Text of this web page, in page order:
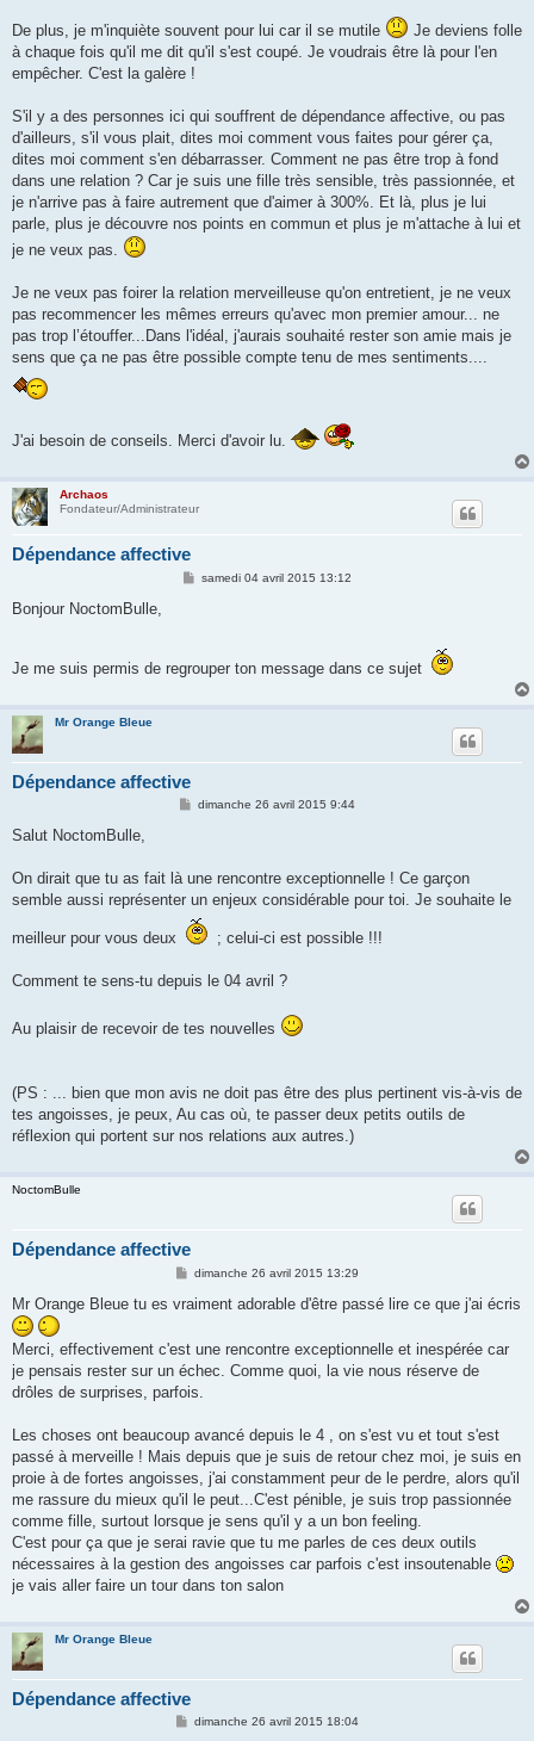
De plus, je m'inquiète souvent pour lui car il se mutile
Je deviens folle
à chaque fois qu'il me dit qu'il s'est coupé. Je voudrais être là pour l'en
empêcher. C'est la galère !
S'il y a des personnes ici qui souffrent de dépendance affective, ou pas
d'ailleurs, s'il vous plait, dites moi comment vous faites pour gérer ça,
dites moi comment s'en débarrasser. Comment ne pas être trop à fond
dans une relation ? Car je suis une fille très sensible, très passionnée, et
je n'arrive pas à faire autrement que d'aimer à 300%. Et là, plus je lui
parle, plus je découvre nos points en commun et plus je m'attache à lui et
je ne veux pas.
Je ne veux pas foirer la relation merveilleuse qu'on entretient, je ne veux
pas recommencer les mêmes erreurs qu'avec mon premier amour... ne
pas trop l’étouffer...Dans l'idéal, j'aurais souhaité rester son amie mais je
sens que ça ne pas être possible compte tenu de mes sentiments....
J'ai besoin de conseils. Merci d'avoir lu.
Archaos
Fondateur/Administrateur
Dépendance affective
Msamedi 04 avril 2015 13:12
Bonjour NoctomBulle,
Je me suis permis de regrouper ton message dans ce sujet
Mr Orange Bleue
Dépendance affective
M
g
dimanche 26 avril 2015 9:44
Salut NoctomBulle,
On dirait que tu as fait là une rencontre exceptionnelle ! Ce garçon
semble aussi représenter un enjeux considérable pour toi. Je souhaite le
meilleur pour vous deux ; celui-ci est possible !!!
Comment te sens-tu depuis le 04 avril ?
Au plaisir de recevoir de tes nouvelles
(PS : ... bien que mon avis ne doit pas être des plus pertinent vis-à-vis de
tes angoisses, je peux, Au cas où, te passer deux petits outils de
réflexion qui portent sur nos relations aux autres.)
NoctomBulle
Dépendance affective
M
s
g
e
dimanche 26 avril 2015 13:29
Mr Orange Bleue tu es vraiment adorable d'être passé lire ce que j'ai écris
Merci, effectivement c'est une rencontre exceptionnelle et inespérée car
je pensais rester sur un échec. Comme quoi, la vie nous réserve de
drôles de surprises, parfois.
Les choses ont beaucoup avancé depuis le 4 , on s'est vu et tout s'est
passé à merveille ! Mais depuis que je suis de retour chez moi, je suis en
proie à de fortes angoisses, j'ai constamment peur de le perdre, alors qu'il
me rassure du mieux qu'il le peut...C'est pénible, je suis trop passionnée
comme fille, surtout lorsque je sens qu'il y a un bon feeling.
C'est pour ça que je serai ravie que tu me parles de ces deux outils
nécessaires à la gestion des angoisses car parfois c'est insoutenable
je vais aller faire un tour dans ton salon
Mr Orange Bleue
Dépendance affective
Mdimanche 26 avril 2015 18:04